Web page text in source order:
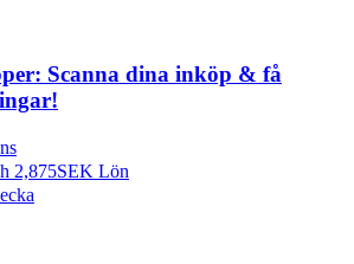
Scanna dina inköp & få
2,875SEK Lön